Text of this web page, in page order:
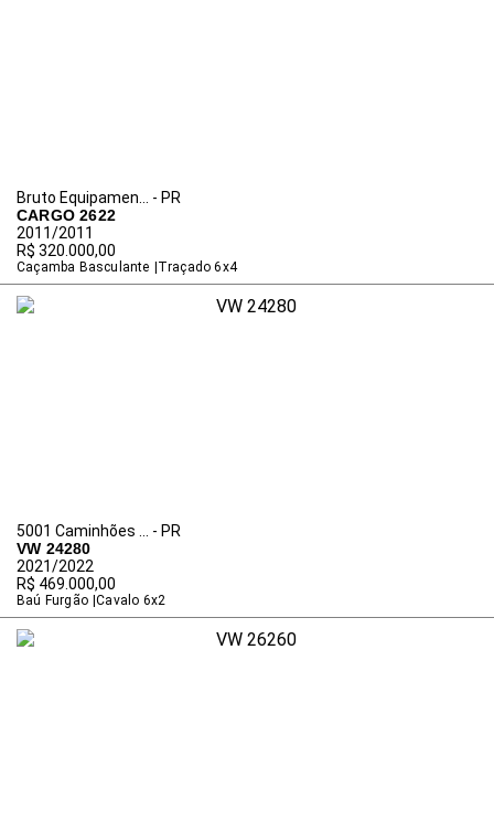
Bruto Equipamen... - PR
CARGO 2622
2011/2011
R$ 320.000,00
Caçamba Basculante Traçado 6x4
5001 Caminhões ... - PR
VW 24280
2021/2022
R$ 469.000,00
Baú Furgão Cavalo 6x2